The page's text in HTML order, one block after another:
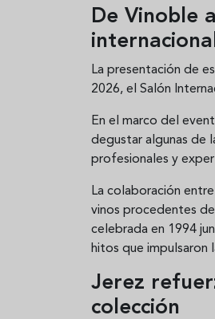
De Vinoble
internacional
La presentación de
2026, el Salón
En el marco del
degustar algunas de
profesionales y
La colaboración
vinos procedentes
celebrada en 1994
hitos que impulsaron
Jerez
colección